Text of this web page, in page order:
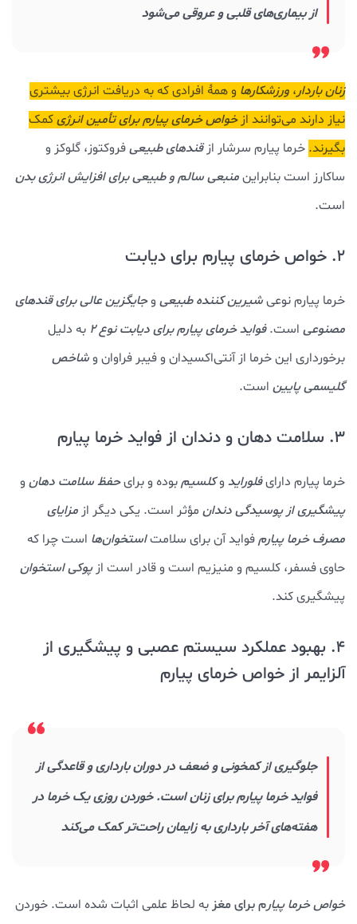
از بیماری‌های قلبی و عروقی می‌شود
زنان باردار، ورزشکارها و همۀ افرادی که به دریافت انرژی بیشتری
نیاز دارند می‌توانند ازخواص خرمای پیارم برای تأمین انرژیکمک
بگیرند. خرما پیارم سرشار ازقندهای طبیعیفروکتوز، گلوکز و
ساکارز است بنابراینمنبعی سالم و طبیعی برای افزایش انرژی بدن
است.
2. خواص خرمای پیارم برای دیابت
خرما پیارم نوعیشیرین کننده طبیعی وجایگزین عالی برای قندهای
مصنوعی است.فواید خرمای پیارم برای دیابت نوع 2 به دلیل
برخورداری این خرما از آنتی‌اکسیدان و فیبر فراوان وشاخص
گلیسمی پایین است.
3. سلامت دهان و دندان از فواید خرما پیارم
خرما پیارم دارایفلوراید وکلسیمبوده و برایحفظ سلامت دهان و
پیشگیری از پوسیدگی دندان مؤثر است. یکی دیگر از مزایای
مصرف خرما پیارمفواید آن برای سلامتاستخوان‌ها است چرا که
حاوی فسفر، کلسیم و منیزیم است و قادر است ازپوکی استخوان
پیشگیری کند.
4. بهبود عملکرد سیستم عصبی و پیشگیری از
آلزایمر از خواص خرمای پیارم
جلوگیری از کمخونی و ضعف در دوران بارداری و قاعدگی از
فواید خرما پیارم برای زنان است. خوردن روزی یک خرما در
هفته‌های آخر بارداری به زایمان راحت‌تر کمک می‌کند
خواص خرما پیارمبرای مغز به لحاظ علمی اثبات شده است. خوردن